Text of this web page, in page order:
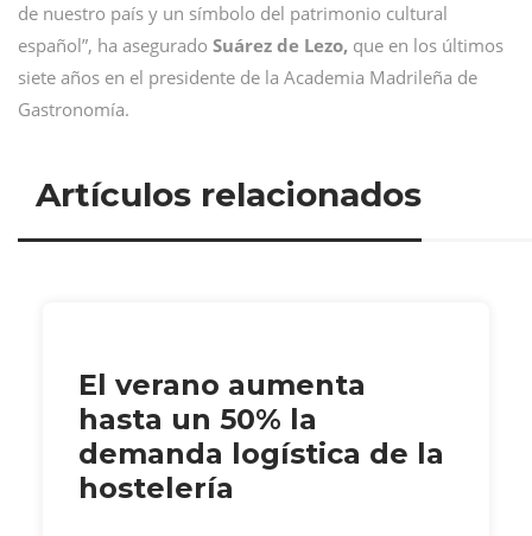
de nuestro país y un símbolo del patrimonio cultural
español”, ha asegurado Suárez de Lezo, que en los últimos
siete años en el presidente de la Academia Madrileña de
Gastronomía.
Artículos relacionados
El verano aumenta
hasta un 50% la
demanda logística de la
hostelería